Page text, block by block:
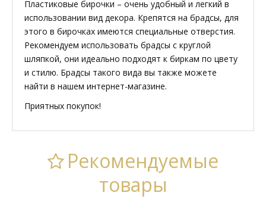
Пластиковые бирочки – очень удобный и легкий в
использовании вид декора. Крепятся на брадсы, для
этого в бирочках имеются специальные отверстия.
Рекомендуем использовать брадсы с круглой
шляпкой, они идеально подходят к биркам по цвету
и стилю. Брадсы такого вида вы также можете
найти в нашем интернет-магазине.
Приятных покупок!
Рекомендуемые
товары